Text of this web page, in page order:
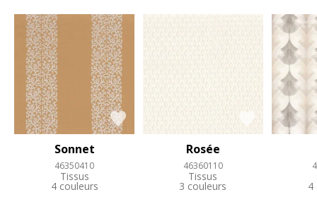
Sonnet
46350410
Tissus
4 couleurs
Rosée
46360110
Tissus
3 couleurs 4